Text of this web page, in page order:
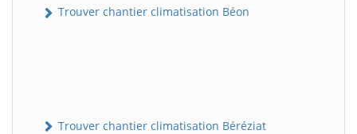
Trouver chantier climatisation Béon
Trouver chantier climatisation Béréziat